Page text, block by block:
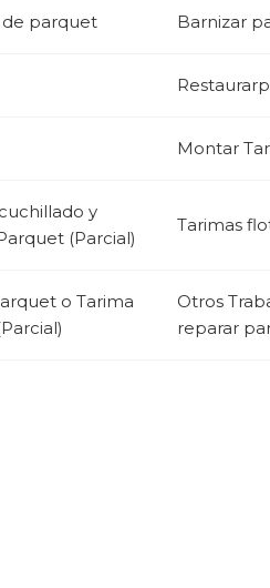
parquet Barnizar
Montar
y
(Parcial)
Tarimas
o Tarima
Otros
reparar